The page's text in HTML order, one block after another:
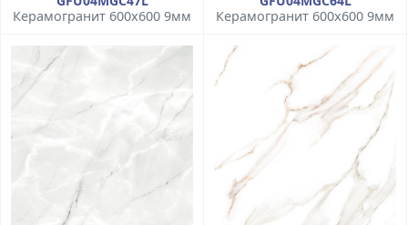
Керамогранит 600x600 9мм
Керамогранит 600x600 9мм